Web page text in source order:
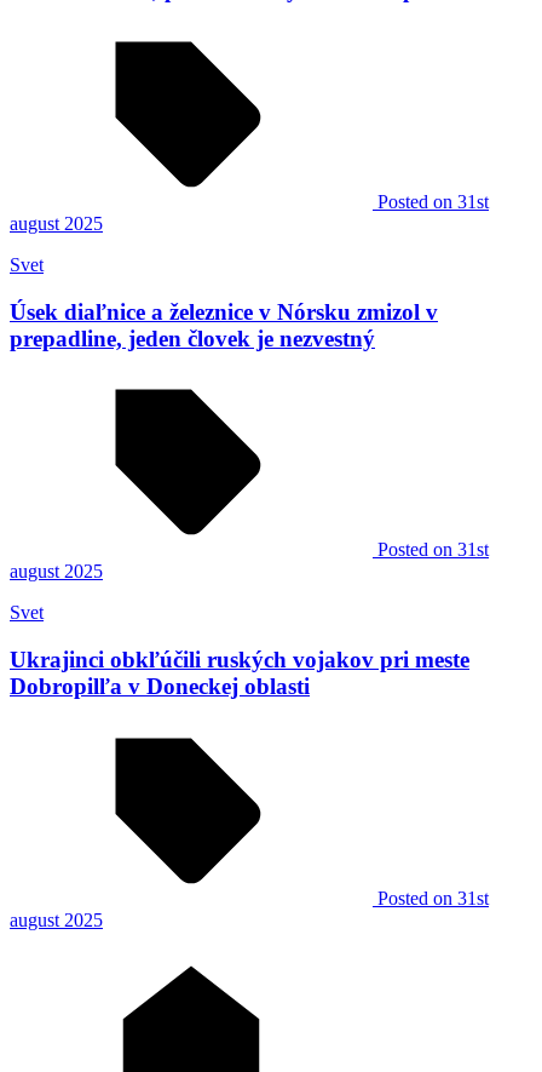
Posted on 31st
august 2025
Svet
Úsek diaľnice a železnice v Nórsku zmizol v
prepadline, jeden človek je nezvestný
Posted on 31st
august 2025
Svet
Ukrajinci obkľúčili ruských vojakov pri meste
Dobropilľa v Doneckej oblasti
Posted on 31st
august 2025